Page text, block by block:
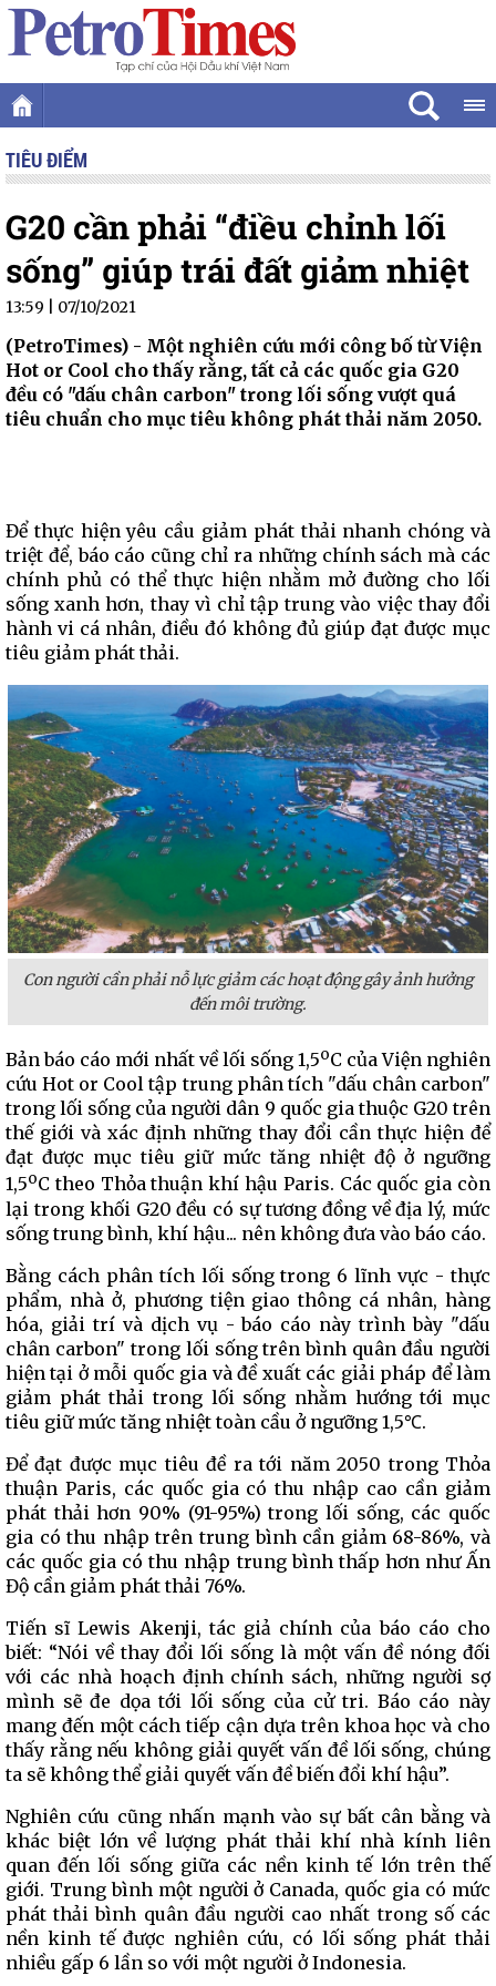
TIÊU ĐIỂM
G20 cần phải “điều chỉnh lối
sống” giúp trái đất giảm nhiệt
13:59 | 07/10/2021
(PetroTimes) - Một nghiên cứu mới công bố từ Viện
Hot or Cool cho thấy rằng, tất cả các quốc gia G20
đều có "dấu chân carbon" trong lối sống vượt quá
tiêu chuẩn cho mục tiêu không phát thải năm 2050.
Để thực hiện yêu cầu giảm phát thải nhanh chóng và
triệt để, báo cáo cũng chỉ ra những chính sách mà các
chính phủ có thể thực hiện nhằm mở đường cho lối
sống xanh hơn, thay vì chỉ tập trung vào việc thay đổi
hành vi cá nhân, điều đó không đủ giúp đạt được mục
tiêu giảm phát thải.
Con người cần phải nỗ lực giảm các hoạt động gây ảnh hưởng
đến môi trường.
Bản báo cáo mới nhất về lối sống 1,5oC của Viện nghiên
cứu Hot or Cool tập trung phân tích "dấu chân carbon"
trong lối sống của người dân 9 quốc gia thuộc G20 trên
thế giới và xác định những thay đổi cần thực hiện để
đạt được mục tiêu giữ mức tăng nhiệt độ ở ngưỡng
1,5oC theo Thỏa thuận khí hậu Paris. Các quốc gia còn
lại trong khối G20 đều có sự tương đồng về địa lý, mức
sống trung bình, khí hậu... nên không đưa vào báo cáo.
Bằng cách phân tích lối sống trong 6 lĩnh vực - thực
phẩm, nhà ở, phương tiện giao thông cá nhân, hàng
hóa, giải trí và dịch vụ - báo cáo này trình bày "dấu
chân carbon" trong lối sống trên bình quân đầu người
hiện tại ở mỗi quốc gia và đề xuất các giải pháp để làm
giảm phát thải trong lối sống nhằm hướng tới mục
tiêu giữ mức tăng nhiệt toàn cầu ở ngưỡng 1,5℃.
Để đạt được mục tiêu đề ra tới năm 2050 trong Thỏa
thuận Paris, các quốc gia có thu nhập cao cần giảm
phát thải hơn 90% (91-95%) trong lối sống, các quốc
gia có thu nhập trên trung bình cần giảm 68-86%, và
các quốc gia có thu nhập trung bình thấp hơn như Ấn
Độ cần giảm phát thải 76%.
Tiến sĩ Lewis Akenji, tác giả chính của báo cáo cho
biết: “Nói về thay đổi lối sống là một vấn đề nóng đối
với các nhà hoạch định chính sách, những người sợ
mình sẽ đe dọa tới lối sống của cử tri. Báo cáo này
mang đến một cách tiếp cận dựa trên khoa học và cho
thấy rằng nếu không giải quyết vấn đề lối sống, chúng
ta sẽ không thể giải quyết vấn đề biến đổi khí hậu”.
Nghiên cứu cũng nhấn mạnh vào sự bất cân bằng và
khác biệt lớn về lượng phát thải khí nhà kính liên
quan đến lối sống giữa các nền kinh tế lớn trên thế
giới. Trung bình một người ở Canada, quốc gia có mức
phát thải bình quân đầu người cao nhất trong số các
nền kinh tế được nghiên cứu, có lối sống phát thải
nhiều gấp 6 lần so với một người ở Indonesia.